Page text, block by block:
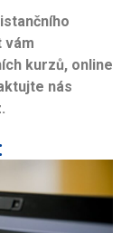
vám
kurzů, online
nás